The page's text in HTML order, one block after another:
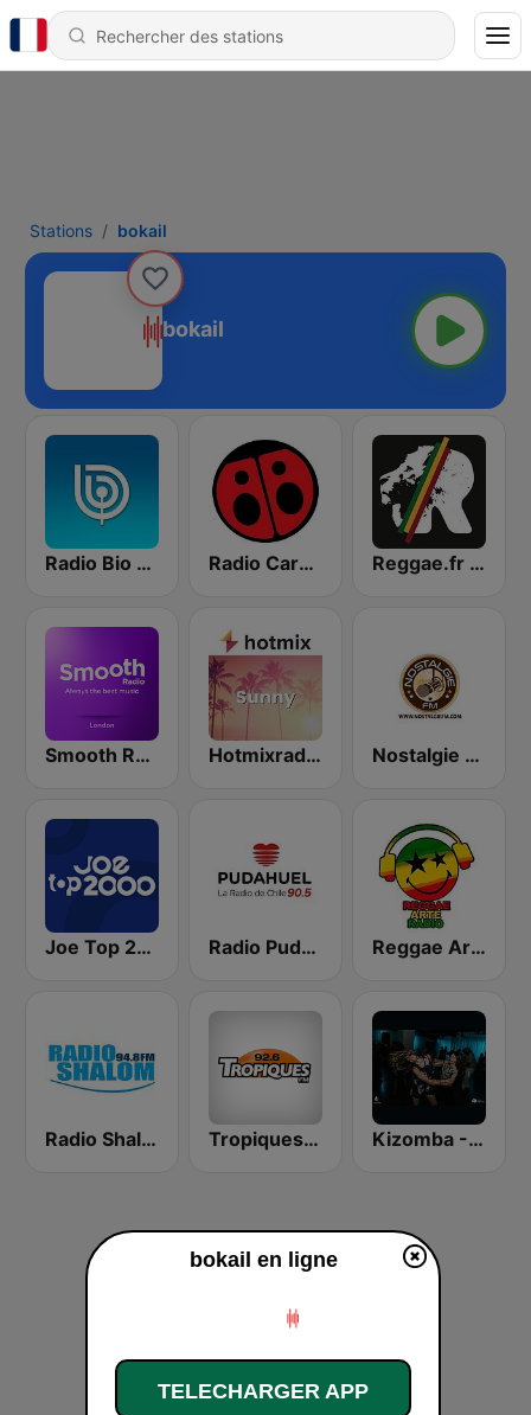
Stations bokail
bokail
Radio Bio Bio Santiago Radio Carolina Reggae.fr Webradio
Smooth Radio London Hotmixradio Sunny Nostalgie Haiti
Joe Top 2000 Radio Pudahuel Reggae Arte
Radio Shalom Tropiques Bob Marley Kizomba - Zouk
bokail en ligne
TELECHARGER APP